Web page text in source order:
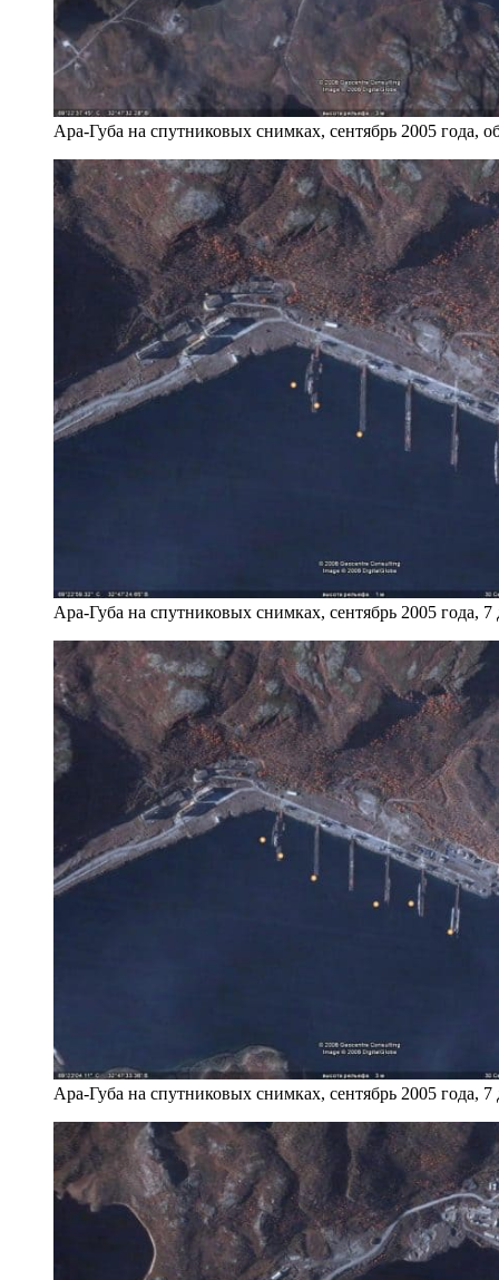
Ара-Губа на спутниковых снимках, сентябрь 2005 года,
Ара-Губа на спутниковых снимках, сентябрь 2005 года, 7
Ара-Губа на спутниковых снимках, сентябрь 2005 года, 7